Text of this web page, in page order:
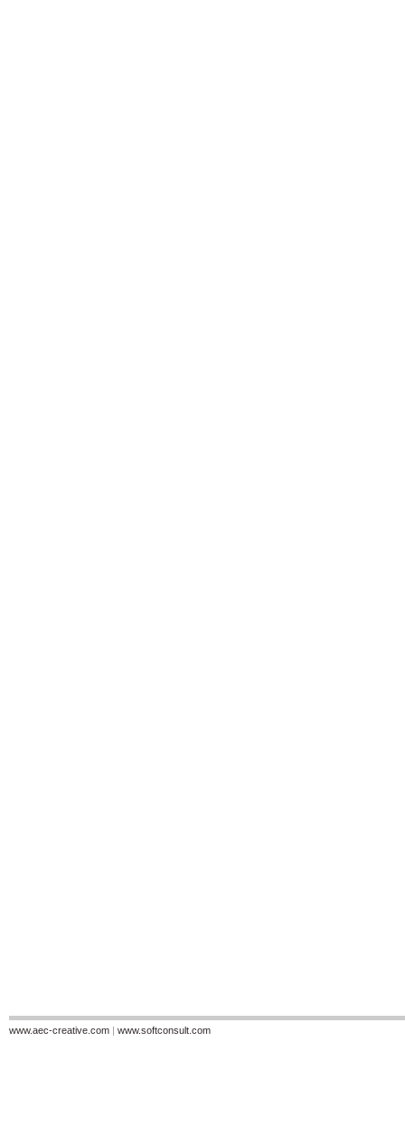
www.aec-creative.com | www.softconsult.com